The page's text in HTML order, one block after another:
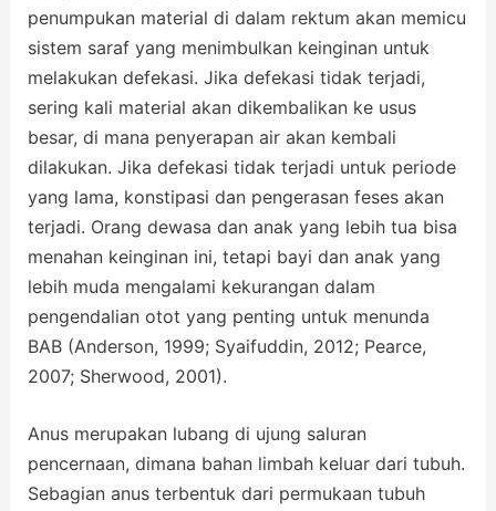
penumpukan material di dalam rektum akan memicu
sistem saraf yang menimbulkan keinginan untuk
melakukan defekasi. Jika defekasi tidak terjadi,
sering kali material akan dikembalikan ke usus
besar, di mana penyerapan air akan kembali
dilakukan. Jika defekasi tidak terjadi untuk periode
yang lama, konstipasi dan pengerasan feses akan
terjadi. Orang dewasa dan anak yang lebih tua bisa
menahan keinginan ini, tetapi bayi dan anak yang
lebih muda mengalami kekurangan dalam
pengendalian otot yang penting untuk menunda
BAB (Anderson, 1999; Syaifuddin, 2012; Pearce,
2007; Sherwood, 2001).
Anus merupakan lubang di ujung saluran
pencernaan, dimana bahan limbah keluar dari tubuh.
Sebagian anus terbentuk dari permukaan tubuh